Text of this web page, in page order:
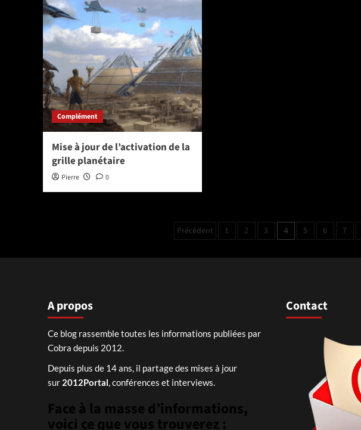
Complément
Mise à jour de l’activation de la
grille planétaire
Pierre 0
Pagination
des
Précédent 1 2 3 4 5 6 7
A propos
Ce blog rassemble toutes les informations publiées par
Cobra depuis 2012.
Depuis plus de 14 ans, il partage des mises à jour
sur 2012Portal, conférences et interviews.
Face à la masse d’informations,
voici ce que vous trouverez :
Contact